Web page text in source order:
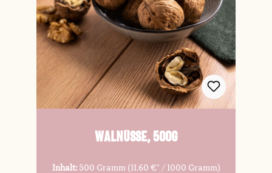
Walnüsse, 500g
Inhalt: 500 Gramm (11,60 €* / 1000 Gramm)